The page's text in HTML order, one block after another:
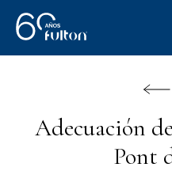
Adecuación
Pont